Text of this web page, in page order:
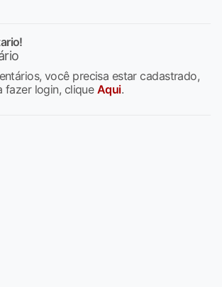
você precisa estar cadastrado,
fazer login, clique Aqui.